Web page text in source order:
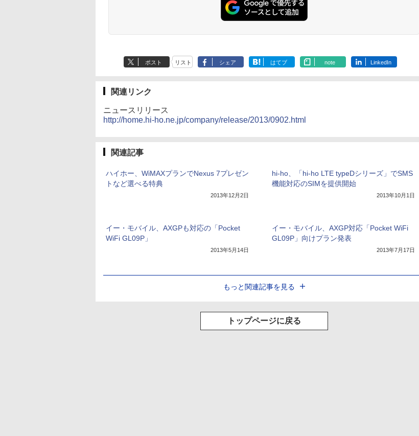
ポスト リスト シェア はてブ note LinkedIn
関連リンク
ニュースリリース
http://home.hi-ho.ne.jp/company/release/2013/0902.html
関連記事
ハイホー、WiMAXプランでNexus 7プレゼン
トなど選べる特典
2013年12月2日
hi-ho、「hi-ho LTE typeDシリーズ」でSMS
機能対応のSIMを提供開始
2013年10月1日
イー・モバイル、AXGPも対応の「Pocket
WiFi GL09P」
2013年5月14日
イー・モバイル、AXGP対応「Pocket WiFi
GL09P」向けプラン発表
2013年7月17日
もっと関連記事を見る
トップページに戻る